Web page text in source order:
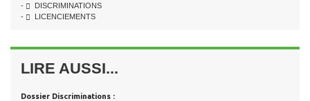
-
DISCRIMINATIONS
-
LICENCIEMENTS
LIRE AUSSI...
Dossier Discriminations :